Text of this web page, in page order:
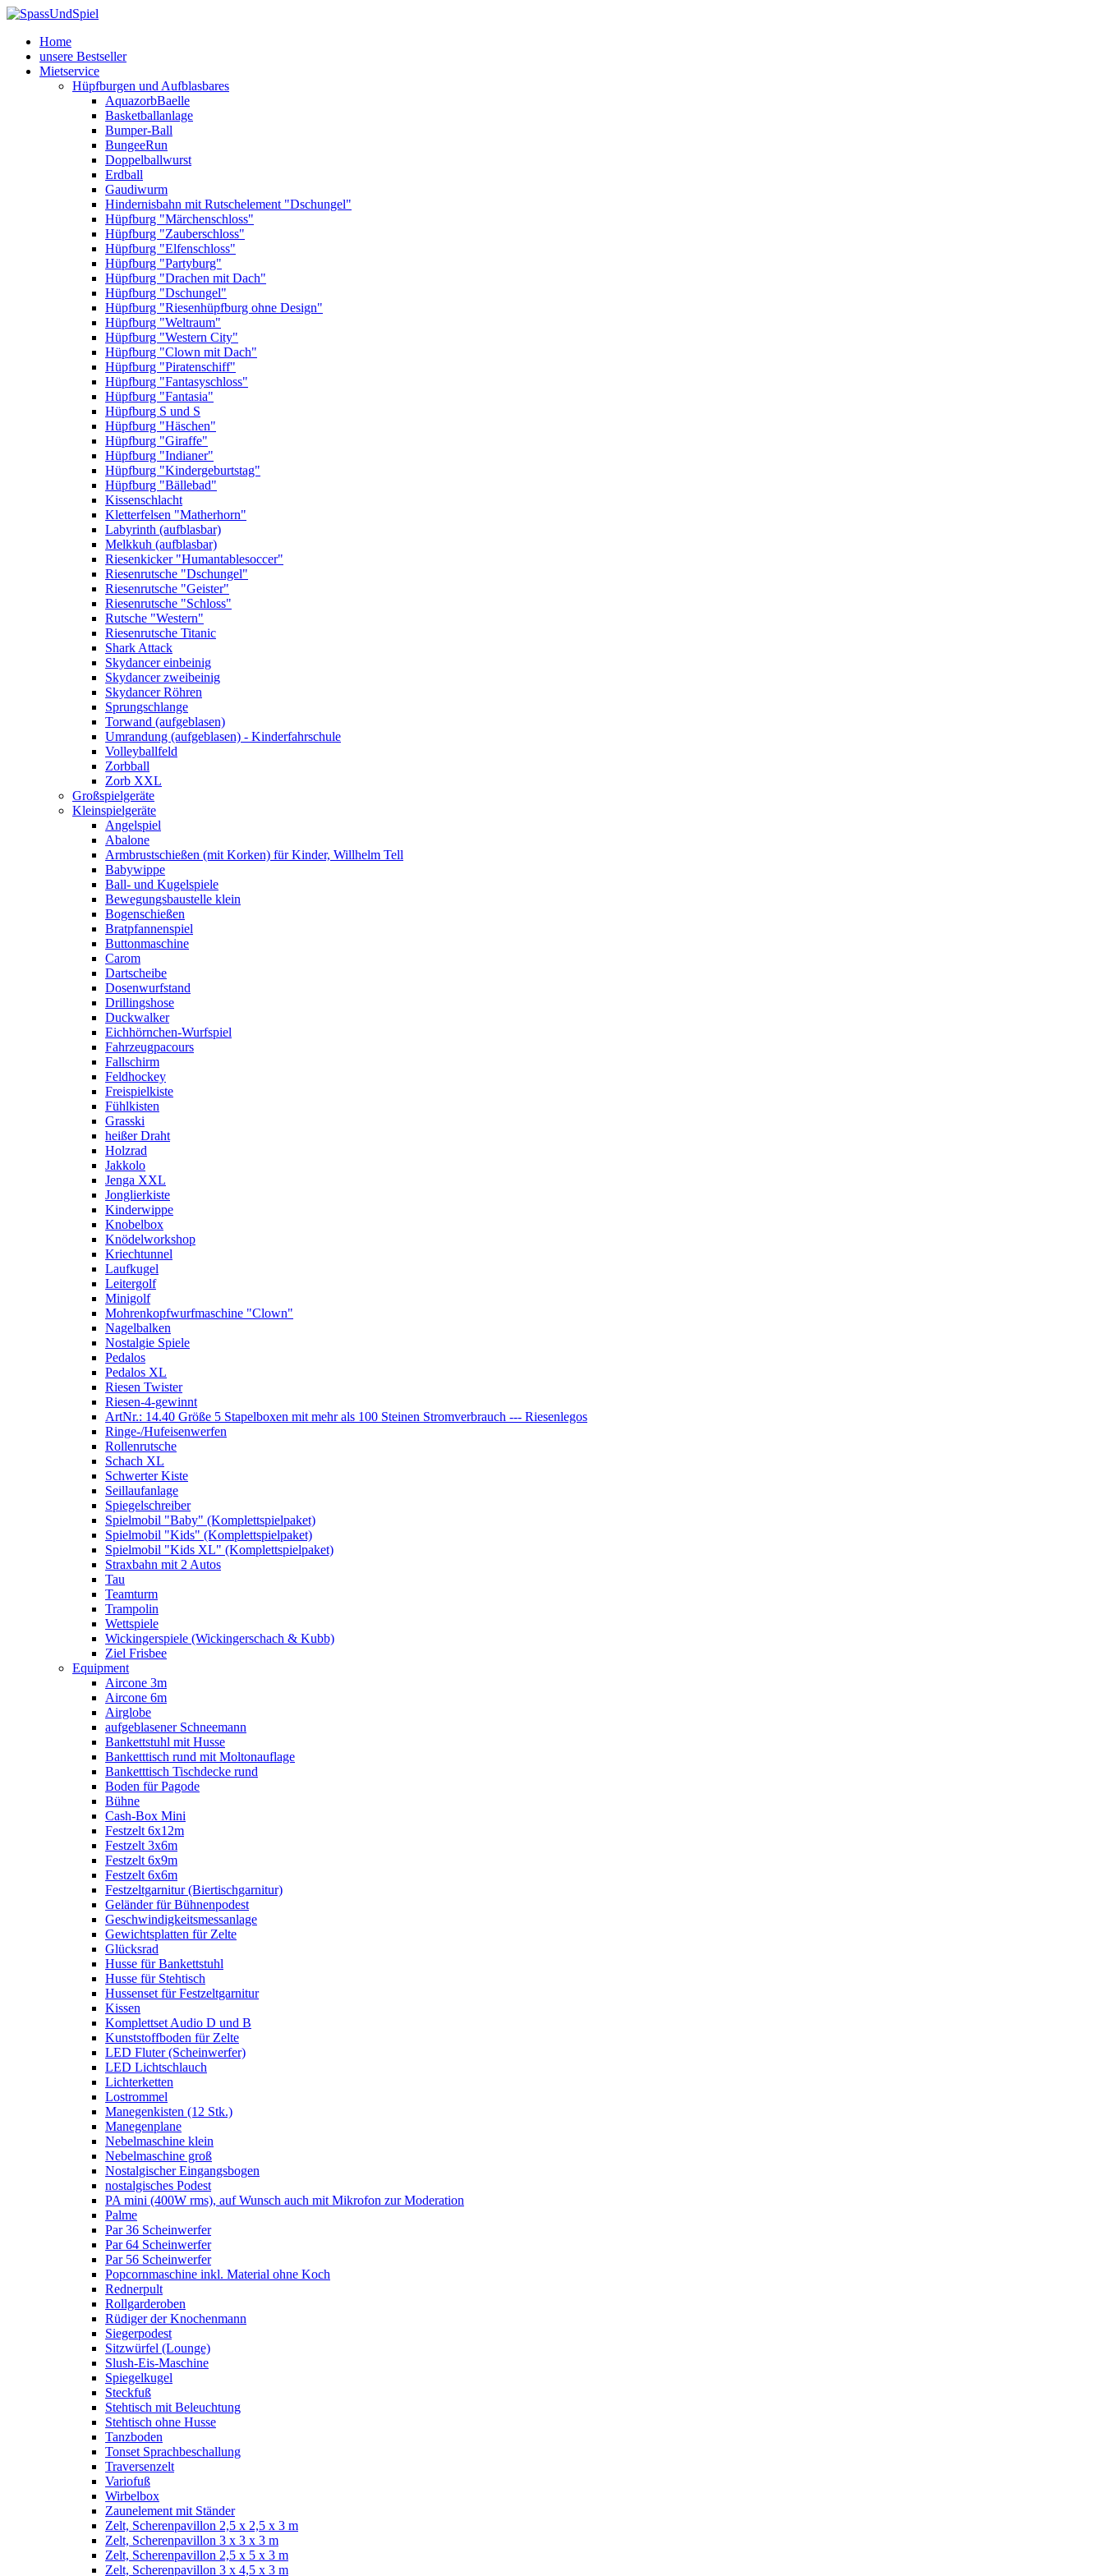
Home
unsere Bestseller
Mietservice
Hüpfburgen und Aufblasbares
AquazorbBaelle
Basketballanlage
Bumper-Ball
BungeeRun
Doppelballwurst
Erdball
Gaudiwurm
Hindernisbahn mit Rutschelement "Dschungel"
Hüpfburg "Märchenschloss"
Hüpfburg "Zauberschloss"
Hüpfburg "Elfenschloss"
Hüpfburg "Partyburg"
Hüpfburg "Drachen mit Dach"
Hüpfburg "Dschungel"
Hüpfburg "Riesenhüpfburg ohne Design"
Hüpfburg "Weltraum"
Hüpfburg "Western City"
Hüpfburg "Clown mit Dach"
Hüpfburg "Piratenschiff"
Hüpfburg "Fantasyschloss"
Hüpfburg "Fantasia"
Hüpfburg S und S
Hüpfburg "Häschen"
Hüpfburg "Giraffe"
Hüpfburg "Indianer"
Hüpfburg "Kindergeburtstag"
Hüpfburg "Bällebad"
Kissenschlacht
Kletterfelsen "Matherhorn"
Labyrinth (aufblasbar)
Melkkuh (aufblasbar)
Riesenkicker "Humantablesoccer"
Riesenrutsche "Dschungel"
Riesenrutsche "Geister"
Riesenrutsche "Schloss"
Rutsche "Western"
Riesenrutsche Titanic
Shark Attack
Skydancer einbeinig
Skydancer zweibeinig
Skydancer Röhren
Sprungschlange
Torwand (aufgeblasen)
Umrandung (aufgeblasen) - Kinderfahrschule
Volleyballfeld
Zorbball
Zorb XXL
Großspielgeräte
Kleinspielgeräte
Angelspiel
Abalone
Armbrustschießen (mit Korken) für Kinder, Willhelm Tell
Babywippe
Ball- und Kugelspiele
Bewegungsbaustelle klein
Bogenschießen
Bratpfannenspiel
Buttonmaschine
Carom
Dartscheibe
Dosenwurfstand
Drillingshose
Duckwalker
Eichhörnchen-Wurfspiel
Fahrzeugpacours
Fallschirm
Feldhockey
Freispielkiste
Fühlkisten
Grasski
heißer Draht
Holzrad
Jakkolo
Jenga XXL
Jonglierkiste
Kinderwippe
Knobelbox
Knödelworkshop
Kriechtunnel
Laufkugel
Leitergolf
Minigolf
Mohrenkopfwurfmaschine "Clown"
Nagelbalken
Nostalgie Spiele
Pedalos
Pedalos XL
Riesen Twister
Riesen-4-gewinnt
ArtNr.: 14.40 Größe 5 Stapelboxen mit mehr als 100 Steinen Stromverbrauch --- Riesenlegos
Ringe-/Hufeisenwerfen
Rollenrutsche
Schach XL
Schwerter Kiste
Seillaufanlage
Spiegelschreiber
Spielmobil "Baby" (Komplettspielpaket)
Spielmobil "Kids" (Komplettspielpaket)
Spielmobil "Kids XL" (Komplettspielpaket)
Straxbahn mit 2 Autos
Tau
Teamturm
Trampolin
Wettspiele
Wickingerspiele (Wickingerschach & Kubb)
Ziel Frisbee
Equipment
Aircone 3m
Aircone 6m
Airglobe
aufgeblasener Schneemann
Bankettstuhl mit Husse
Banketttisch rund mit Moltonauflage
Banketttisch Tischdecke rund
Boden für Pagode
Bühne
Cash-Box Mini
Festzelt 6x12m
Festzelt 3x6m
Festzelt 6x9m
Festzelt 6x6m
Festzeltgarnitur (Biertischgarnitur)
Geländer für Bühnenpodest
Geschwindigkeitsmessanlage
Gewichtsplatten für Zelte
Glücksrad
Husse für Bankettstuhl
Husse für Stehtisch
Hussenset für Festzeltgarnitur
Kissen
Komplettset Audio D und B
Kunststoffboden für Zelte
LED Fluter (Scheinwerfer)
LED Lichtschlauch
Lichterketten
Lostrommel
Manegenkisten (12 Stk.)
Manegenplane
Nebelmaschine klein
Nebelmaschine groß
Nostalgischer Eingangsbogen
nostalgisches Podest
PA mini (400W rms), auf Wunsch auch mit Mikrofon zur Moderation
Palme
Par 36 Scheinwerfer
Par 64 Scheinwerfer
Par 56 Scheinwerfer
Popcornmaschine inkl. Material ohne Koch
Rednerpult
Rollgarderoben
Rüdiger der Knochenmann
Siegerpodest
Sitzwürfel (Lounge)
Slush-Eis-Maschine
Spiegelkugel
Steckfuß
Stehtisch mit Beleuchtung
Stehtisch ohne Husse
Tanzboden
Tonset Sprachbeschallung
Traversenzelt
Variofuß
Wirbelbox
Zaunelement mit Ständer
Zelt, Scherenpavillon 2,5 x 2,5 x 3 m
Zelt, Scherenpavillon 3 x 3 x 3 m
Zelt, Scherenpavillon 2,5 x 5 x 3 m
Zelt, Scherenpavillon 3 x 4,5 x 3 m